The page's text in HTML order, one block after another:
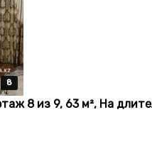
8
8
8
8
8
8 из 9, 63 м², На